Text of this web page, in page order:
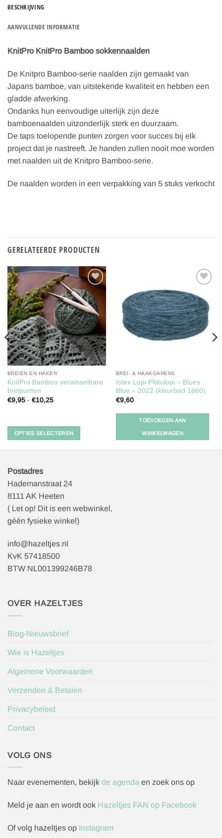
BESCHRIJVING
AANVULLENDE INFORMATIE
KnitPro KnitPro Bamboo sokkennaalden
De Knitpro Bamboo-serie naalden zijn gemaakt van
Japans bamboe, van uitstekende kwaliteit en hebben een
gladde afwerking.
Ondanks hun eenvoudige uiterlijk zijn deze
bamboenaalden uitzonderlijk sterk en duurzaam.
De taps toelopende punten zorgen voor succes bij elk
project dat je nastreeft. Je handen zullen nooit moe worden
met naalden uit de Knitpro Bamboo-serie.
De naalden worden in een verpakking van 5 stuks verkocht
GERELATEERDE PRODUCTEN
Toevoegen
aan
verlanglijst
BREIEN EN HAKEN
KnitPro Bamboo verwisselbare
breipunten
€9,95- €10,25
OPTIES SELECTEREN
heeft
meerdere
variaties.
optie
kan
gekozen
op
de
Toevoegen
aan
verlanglijst
BREI- & HAAKGARENS
Istex Lopi Plötulopi – Blues
Blue – 2022 (kleurbad 1860)
€9,60
TOEVOEGEN AAN
WINKELWAGEN
Postadres
Hademanstraat 24
8111 AK Heeten
( Let op! Dit is een webwinkel,
géén fysieke winkel)
info@hazeltjes.nl
KvK 57418500
BTW NL001399246B78
OVER HAZELTJES
Blog-Nieuwsbrief
Wie is Hazeltjes
Algemene Voorwaarden
Verzenden & Betalen
Privacybeleid
Contact
VOLG ONS
Naar evenementen, bekijk de agenda en zoek ons op
Meld je aan en wordt ook Hazeltjes FAN op Facebook
Of volg hazeltjes op Instagram